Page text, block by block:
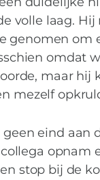
volle laag.
genomen om
omdat
maar
mezelf
geen eind
opnam
stop bij de